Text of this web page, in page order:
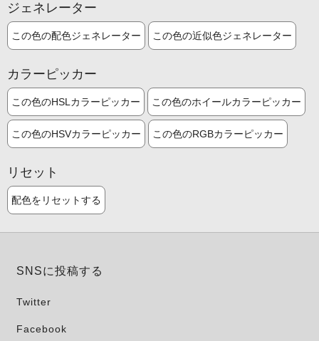
ジェネレーター
この色の配色ジェネレーター この色の近似色ジェネレーター
カラーピッカー
この色のHSLカラーピッカー この色のホイールカラーピッカー
この色のHSVカラーピッカー この色のRGBカラーピッカー
リセット
配色をリセットする
SNSに投稿する
Twitter
Facebook